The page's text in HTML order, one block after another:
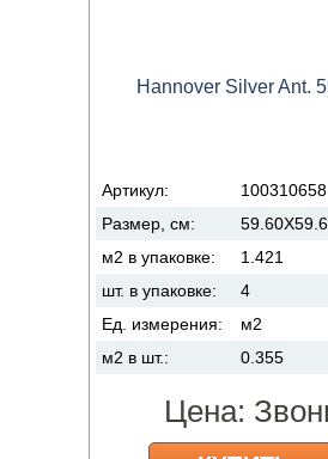
Hannover Silver Ant.
Артикул:
100310658
Размер, см:
м2 в упаковке:
1.421
шт. в упаковке:
4
Ед. измерения:
м2
м2 в шт.:
0.355
Цена: